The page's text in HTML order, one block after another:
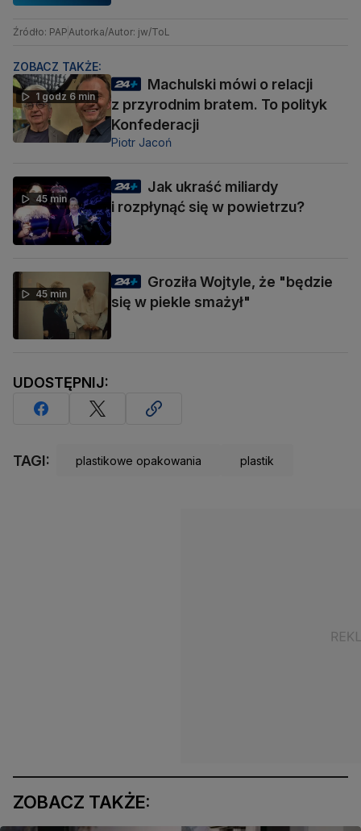
Źródło: PAPAutorka/Autor: jw/ToL
ZOBACZ TAKŻE:
1 godz 6 min
Machulski mówi o relacji
z przyrodnim bratem. To polityk
Konfederacji
Piotr Jacoń
45 min
Jak ukraść miliardy
i rozpłynąć się w powietrzu?
45 min
Groziła Wojtyle, że "będzie
się w piekle smażył"
UDOSTĘPNIJ:
TAGI: plastikowe opakowania plastik
ZOBACZ TAKŻE: